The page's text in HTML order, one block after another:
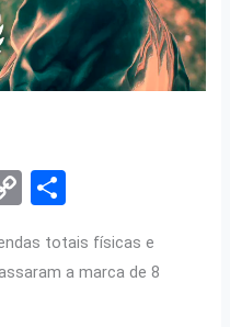
C
py ar
totais físicas e
a marca de 8